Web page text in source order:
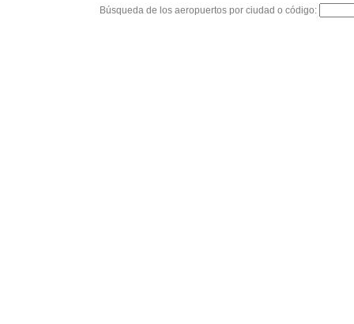
Búsqueda de los aeropuertos por ciudad o código: